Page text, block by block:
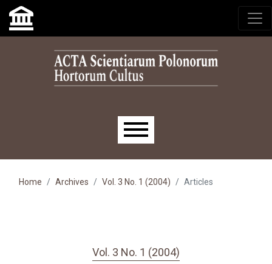
Skip to main navigation menu
Skip to main content
Skip to site footer
Main menu
Home Archives Vol. 3 No. 1 (2004) Articles
Vol. 3 No. 1 (2004)